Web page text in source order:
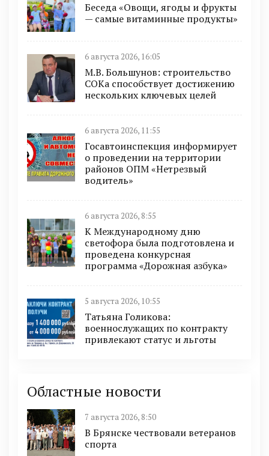
Беседа «Овощи, ягоды и фрукты
— самые витаминные продукты»
6 августа 2026, 16:05
М.В. Большунов: строительство
СОКа способствует достижению
нескольких ключевых целей
6 августа 2026, 11:55
Госавтоинспекция информирует
о проведении на территории
районов ОПМ «Нетрезвый
водитель»
6 августа 2026, 8:55
К Международному дню
светофора была подготовлена и
проведена конкурсная
программа «Дорожная азбука»
5 августа 2026, 10:55
Татьяна Голикова:
военнослужащих по контракту
привлекают статус и льготы
Областные новости
7 августа 2026, 8:50
В Брянске чествовали ветеранов
спорта